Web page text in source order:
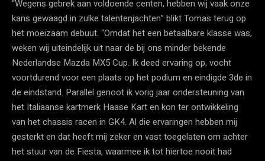
“Wegens gebrek aan voldoende centen, hebben wij vaak onze
kans gewaagd in zulke talentenjachten” blikt Tomas terug op
het moeizaam debuut. “Omdat het een betaalbare klasse was,
weken wij uiteindelijk uit naar de bij ons minder bekende
Nederlandse Mazda MX5 Cup. Ik deed ervaring op, vocht
voortdurend voor een plaats op het podium en eindigde 3de in
de eindstand. Parallel genoot ik vorig jaar ondersteuning van
het Italiaanse kartmerk Haase Kart en kon ter ontwikkeling
van het chassis racen in GK4. Al die ervaringen hebben mij
gesterkt en dat heeft mij zeker en vast toegelaten om achter
het stuur van de Fiesta, waarmee ik tot hiertoe nooit had